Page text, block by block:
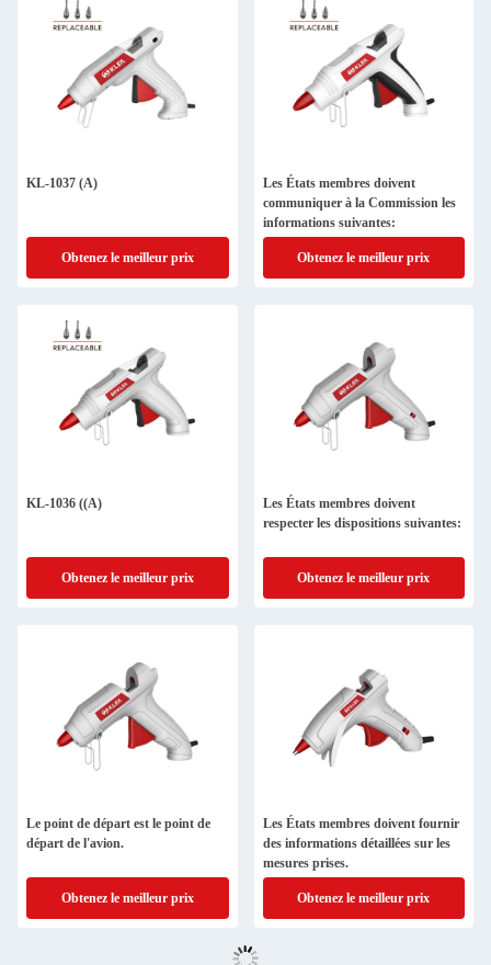
KL-1037 (A)
Obtenez le meilleur prix
Les États membres doivent
communiquer à la Commission les
informations suivantes:
Obtenez le meilleur prix
KL-1036 ((A)
Obtenez le meilleur prix
Les États membres doivent
respecter les dispositions suivantes:
Obtenez le meilleur prix
Le point de départ est le point de
départ de l'avion.
Obtenez le meilleur prix
Les États membres doivent fournir
des informations détaillées sur les
mesures prises.
Obtenez le meilleur prix